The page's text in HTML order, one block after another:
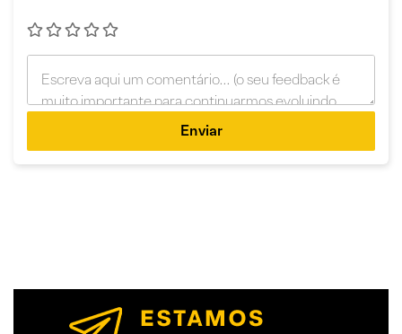
Enviar